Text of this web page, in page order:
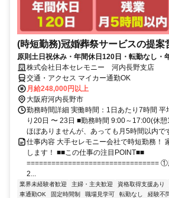
(時短勤務)冠婚葬祭サービスの提案
原則土日祝休み・年間休日120日・転勤なし・
株式会社日本セレモニー 河内長野支店
交通・アクセス マイカー通勤OK
月給248,000円以上
大阪府河内長野市
勤務時間詳細 実働時間：1日あたり7時間 平
り20日 〜 23日 ■勤務時間 9:00～17:00(休
ほぼありませんが、あっても月5時間以内で
仕事内容 大手セレモニー会社で時短勤務！
します！ ■■この仕事の注目POINT■■
================================
2...
業界未経験者歓迎 主婦・主夫歓迎 資格取得支援あり
車通勤OK
固定時間制 職場見学可 転勤なし 経験不